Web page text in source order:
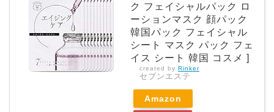
ク フェイシャルパック ロ
ーションマスク 顔パック
韓国パック フェイシャル
シート マスク パック フェ
イス シート 韓国 コスメ ]
created by Rinker
セブンエステ
Amazon